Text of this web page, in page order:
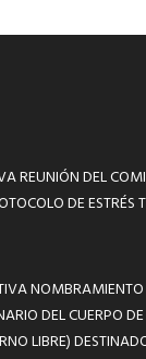
REUNIÓN DEL
DE ESTRÉS
DEL CUERPO
LIBRE)